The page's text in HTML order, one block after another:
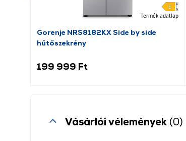
Termék adatlap
Gorenje NRS8182KX Side by side
hűtőszekrény
199 999 Ft
Vásárlói vélemények (0)